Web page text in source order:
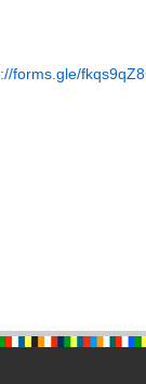
forms.gle/